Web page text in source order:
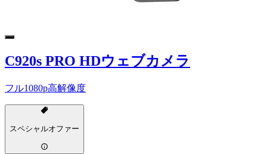
C920s PRO HDウェブカメラ
フル1080p高解像度
スペシャルオファー